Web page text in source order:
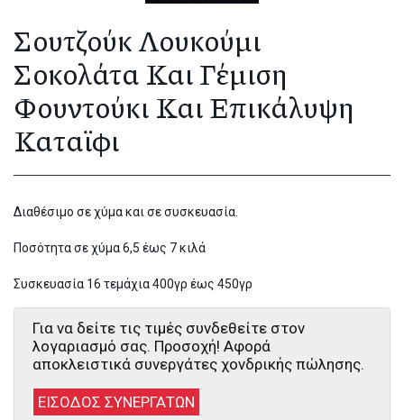
Σουτζούκ Λουκούμι
Σοκολάτα Και Γέμιση
Φουντούκι Και Επικάλυψη
Καταϊφι
Διαθέσιμο σε χύμα και σε συσκευασία.
Ποσότητα σε χύμα 6,5 έως 7 κιλά
Συσκευασία 16 τεμάχια 400γρ έως 450γρ
Για να δείτε τις τιμές συνδεθείτε στον
λογαριασμό σας. Προσοχή! Αφορά
αποκλειστικά συνεργάτες χονδρικής πώλησης.
ΕΙΣΟΔΟΣ ΣΥΝΕΡΓΑΤΩΝ